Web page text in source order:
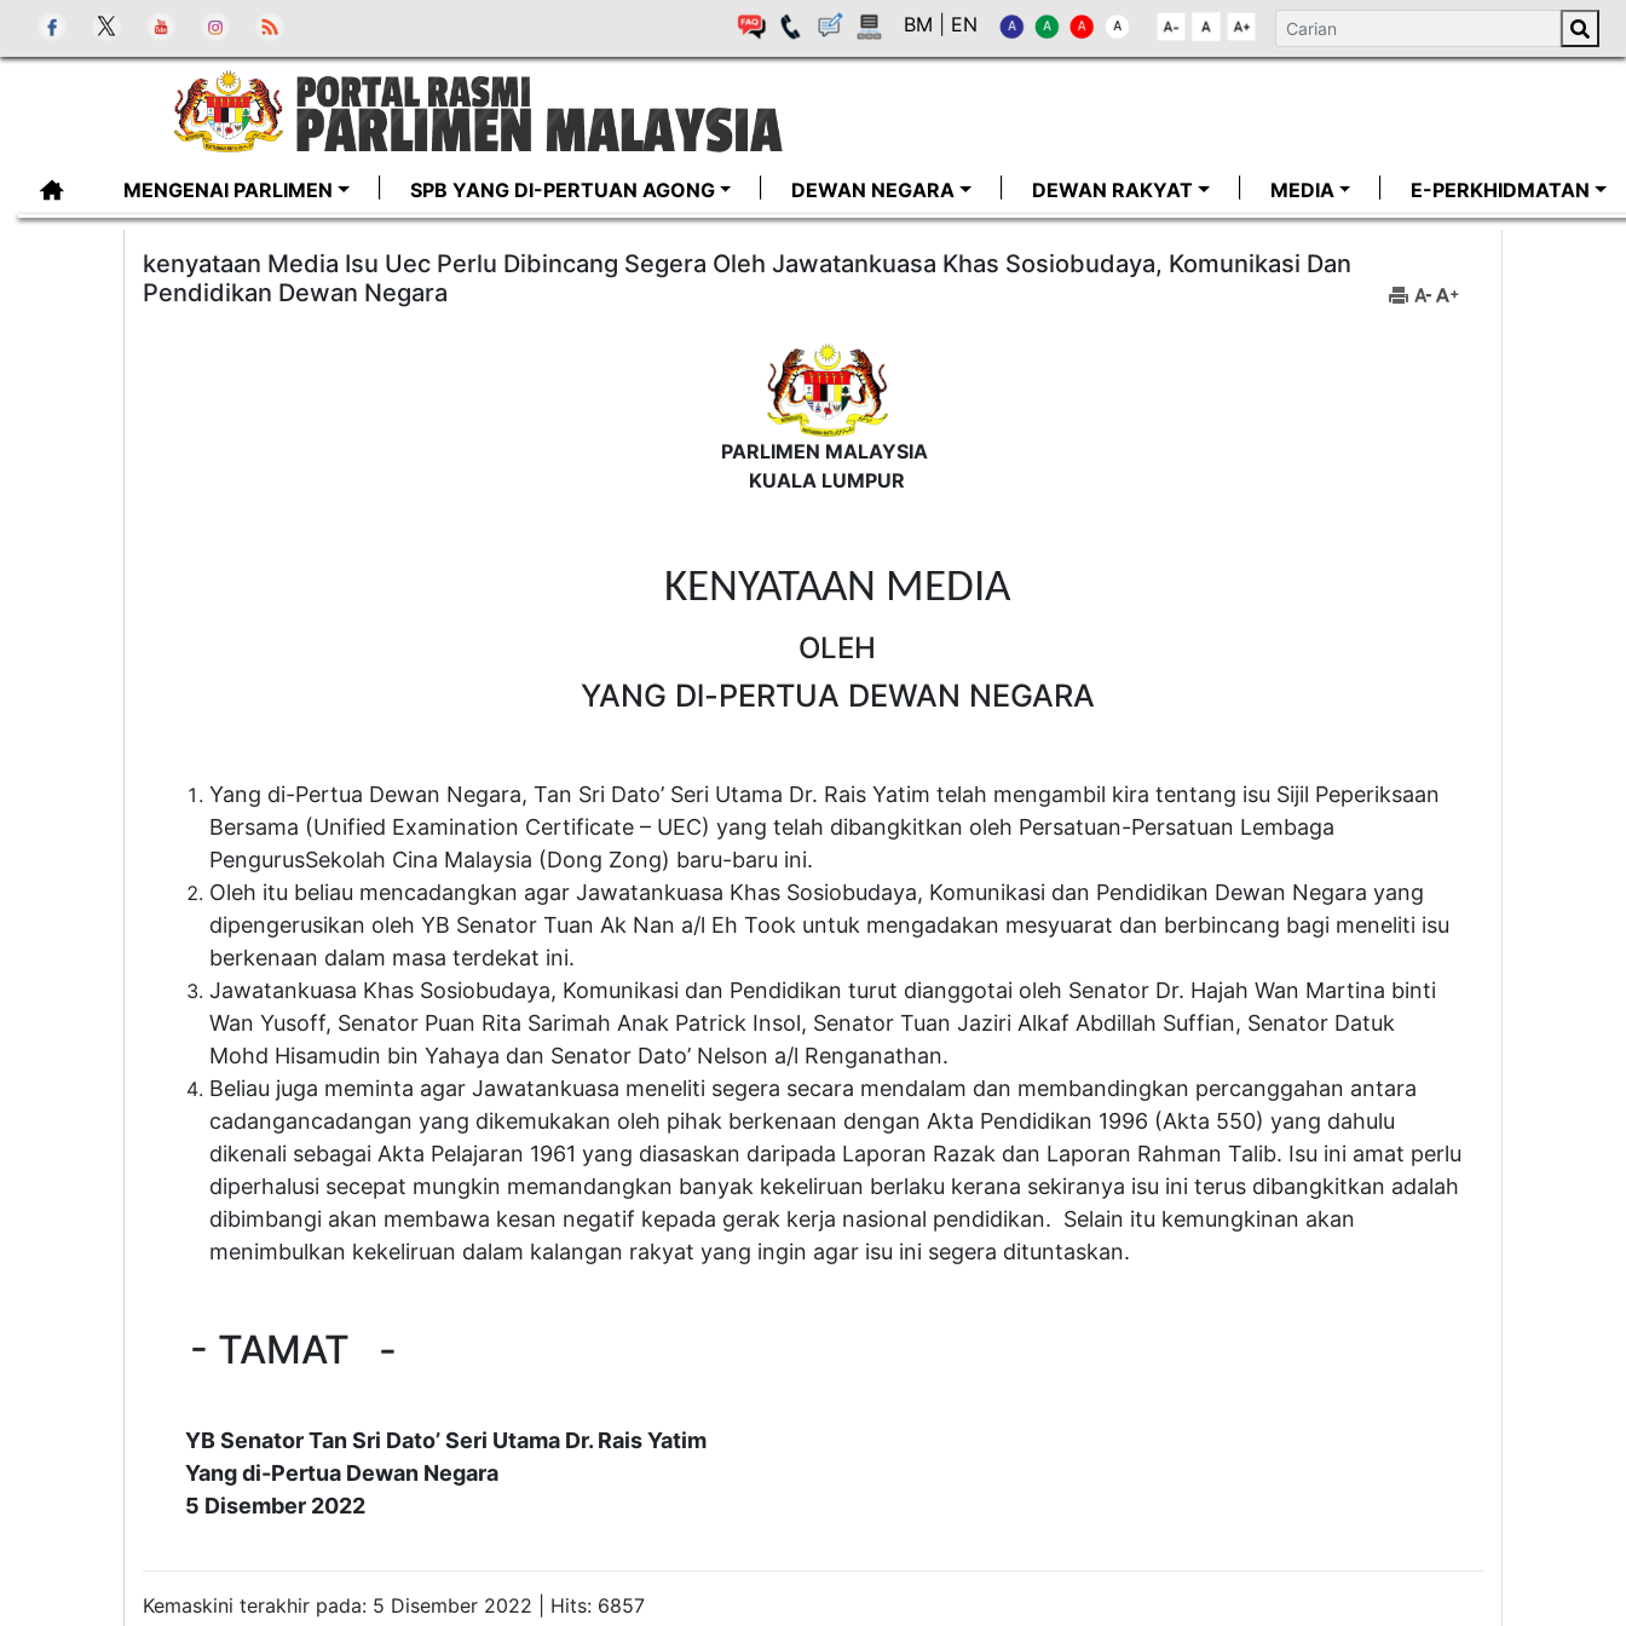
BM EN
MENGENAI PARLIMEN SPB YANG DI-PERTUAN AGONG DEWAN NEGARA DEWAN RAKYAT MEDIA E-PERKHIDMATAN
kenyataan Media Isu Uec Perlu Dibincang Segera Oleh Jawatankuasa Khas Sosiobudaya, Komunikasi Dan
Pendidikan Dewan Negara
PARLIMEN MALAYSIA
KUALA LUMPUR
KENYATAAN MEDIA
OLEH
YANG Dl-PERTUA DEWAN NEGARA
Yang di-Pertua Dewan Negara, Tan Sri Dato’ Seri Utama Dr. Rais Yatim telah mengambil kira tentang isu Sijil Peperiksaan
Bersama (Unified Examination Certificate – UEC) yang telah dibangkitkan oleh Persatuan-Persatuan Lembaga
PengurusSekolah Cina Malaysia (Dong Zong) baru-baru ini.
Oleh itu beliau mencadangkan agar Jawatankuasa Khas Sosiobudaya, Komunikasi dan Pendidikan Dewan Negara yang
dipengerusikan oleh YB Senator Tuan Ak Nan a/l Eh Took untuk mengadakan mesyuarat dan berbincang bagi meneliti isu
berkenaan dalam masa terdekat ini.
Jawatankuasa Khas Sosiobudaya, Komunikasi dan Pendidikan turut dianggotai oleh Senator Dr. Hajah Wan Martina binti
Wan Yusoff, Senator Puan Rita Sarimah Anak Patrick Insol, Senator Tuan Jaziri Alkaf Abdillah Suffian, Senator Datuk
Mohd Hisamudin bin Yahaya dan Senator Dato’ Nelson a/l Renganathan.
Beliau juga meminta agar Jawatankuasa meneliti segera secara mendalam dan membandingkan percanggahan antara
cadangancadangan yang dikemukakan oleh pihak berkenaan dengan Akta Pendidikan 1996 (Akta 550) yang dahulu
dikenali sebagai Akta Pelajaran 1961 yang diasaskan daripada Laporan Razak dan Laporan Rahman Talib. Isu ini amat perlu
diperhalusi secepat mungkin memandangkan banyak kekeliruan berlaku kerana sekiranya isu ini terus dibangkitkan adalah
dibimbangi akan membawa kesan negatif kepada gerak kerja nasional pendidikan. Selain itu kemungkinan akan
menimbulkan kekeliruan dalam kalangan rakyat yang ingin agar isu ini segera dituntaskan.
- TAMAT -
YB Senator Tan Sri Dato’ Seri Utama Dr. Rais Yatim
Yang di-Pertua Dewan Negara
5 Disember 2022
Kemaskini terakhir pada: 5 Disember 2022 | Hits: 6857